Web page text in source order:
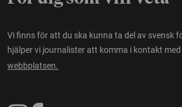
Vi finns för att du ska kunna ta del av svensk
hjälper vi journalister att komma i kontakt
webbplatsen.